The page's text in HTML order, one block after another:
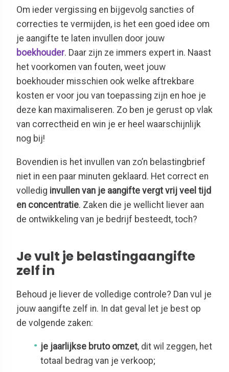
Om ieder vergissing en bijgevolg sancties of
correcties te vermijden, is het een goed idee om
je aangifte te laten invullen door jouw
boekhouder. Daar zijn ze immers expert in. Naast
het voorkomen van fouten, weet jouw
boekhouder misschien ook welke aftrekbare
kosten er voor jou van toepassing zijn en hoe je
deze kan maximaliseren. Zo ben je gerust op vlak
van correctheid en win je er heel waarschijnlijk
nog bij!
Bovendien is het invullen van zo’n belastingbrief
niet in een paar minuten geklaard. Het correct en
volledig invullen van je aangifte vergt vrij veel tijd
en concentratie. Zaken die je wellicht liever aan
de ontwikkeling van je bedrijf besteedt, toch?
Je vult je belastingaangifte
zelf in
Behoud je liever de volledige controle? Dan vul je
jouw aangifte zelf in. In dat geval let je best op
de volgende zaken:
je jaarlijkse bruto omzet, dit wil zeggen, het
totaal bedrag van je verkoop;